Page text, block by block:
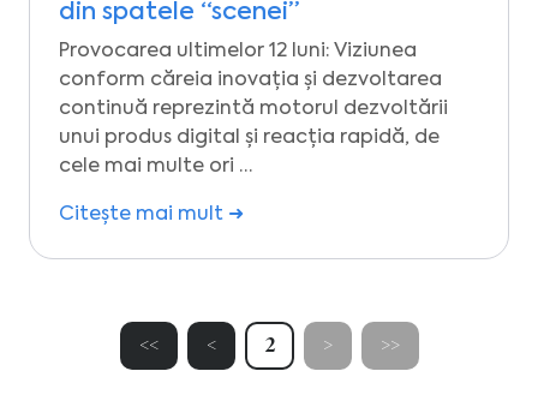
din spatele “scenei”
Provocarea ultimelor 12 luni: Viziunea
conform căreia inovația și dezvoltarea
continuă reprezintă motorul dezvoltării
unui produs digital și reacția rapidă, de
cele mai multe ori …
Citește mai mult ➜
<< < 2 > >>